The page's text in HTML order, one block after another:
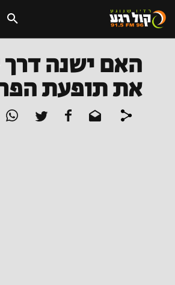
האם ישנה
את תופעת